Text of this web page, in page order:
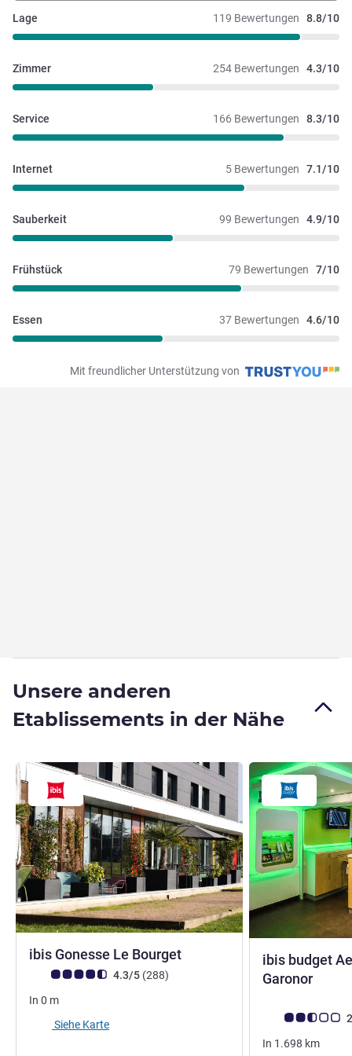
119 Bewertungen 8.8/10
Lage
254 Bewertungen 4.3/10
Zimmer
166 Bewertungen 8.3/10
Service
5 Bewertungen 7.1/10
Internet
99 Bewertungen 4.9/10
Sauberkeit
79 Bewertungen 7/10
Frühstück
37 Bewertungen 4.6/10
Essen
Mit freundlicher Unterstützung von
Unsere anderen
Etablissements in der Nähe
ibis Gonesse Le Bourget
Note Kundenmeinungen (Bewertung ALL)
4.3/5 (288Bewertungen
)
In 0 m
Siehe Karte
ibis budget
Garonor0
Note
In 1.698 km